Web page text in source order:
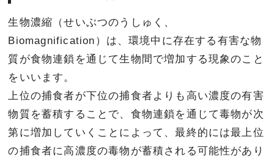
生物濃縮（せいぶつのうしゅく、
Biomagnification）は、環境中に存在する有害な物
質が食物連鎖を通じて生物間で増加する現象のこと
をいいます。
上位の捕食者が下位の捕食者よりも高い濃度の有害
物質を蓄積することで、食物連鎖を通じて毒物が次
第に増加していくことによって、最終的には最上位
の捕食者に高濃度の毒物が蓄積される可能性があり